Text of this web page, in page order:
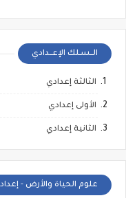
الــسـلك الإعــدادي
الثالثة إعدادي
الأولى إعدادي
الثانية إعدادي
علوم الحياة والأرض -